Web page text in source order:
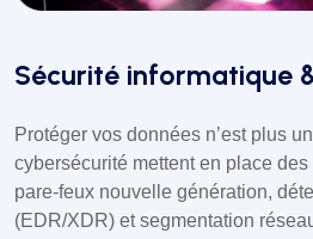
Sécurité informatique
Protéger vos données n’est plus
cybersécurité mettent en place
pare-feux nouvelle génération,
(EDR/XDR) et segmentation